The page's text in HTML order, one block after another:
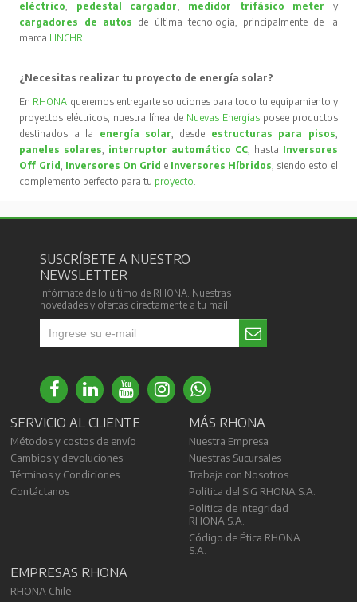
eléctrico
pedestal cargador medidor trifásico meter
y
cargadores de autos de última tecnología, principalmente de la
marca LINCHR
¿Necesitas realizar tu proyecto de energía solar?
En RHONA queremos entregarte soluciones para todo tu equipamiento y
proyectos eléctricos, nuestra línea de Nuevas Energíasposee productos
destinados a la energía solar , desde estructuras para pisos
paneles solares
interruptor automático CC, hasta Inversores
Off Grid Inversores On Grid e Inversores Híbridos , siendo esto el
complemento perfecto para tu proyecto
SUSCRÍBETE A NUESTRO
NEWSLETTER
Infórmate de lo último de RHONA. Nuestras
novedades y ofertas directamente a tu mail.
SERVICIO AL CLIENTE
Métodos y costos de envío
Cambios y devoluciones
Términos y Condiciones
Contáctanos
MÁS RHONA
Nuestra Empresa
Nuestras Sucursales
Trabaja con Nosotros
Política del SIG RHONA S.A.
Política de Integridad
RHONA S.A.
Código de Ética RHONA
S.A.
EMPRESAS RHONA
RHONA Chile